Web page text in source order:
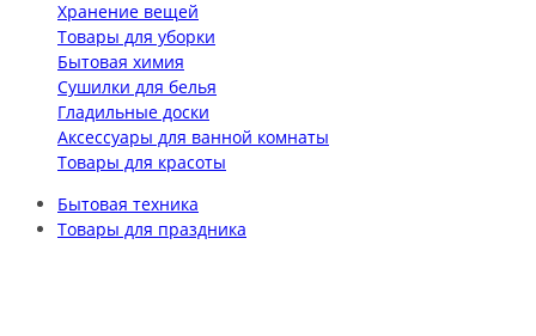
Хранение вещей
Товары для уборки
Бытовая химия
Сушилки для белья
Гладильные доски
Аксессуары для ванной комнаты
Товары для красоты
Бытовая техника
Товары для праздника